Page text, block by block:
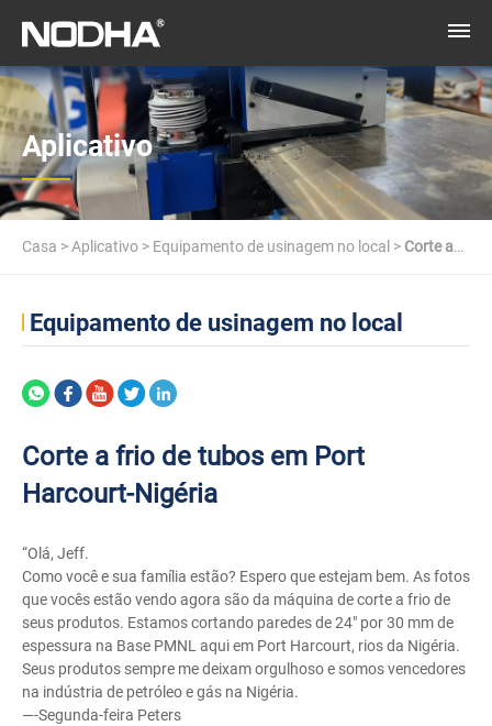
Aplicativo
Casa >Aplicativo > Equipamento de usinagem no local > Corte a
Equipamento de usinagem no local
Corte a frio de tubos em Port
Harcourt-Nigéria
“Olá, Jeff.
Como você e sua família estão? Espero que estejam bem. As fotos
que vocês estão vendo agora são da máquina de corte a frio de
seus produtos. Estamos cortando paredes de 24″ por 30 mm de
espessura na Base PMNL aqui em Port Harcourt, rios da Nigéria.
Seus produtos sempre me deixam orgulhoso e somos vencedores
na indústria de petróleo e gás na Nigéria.
—-Segunda-feira Peters